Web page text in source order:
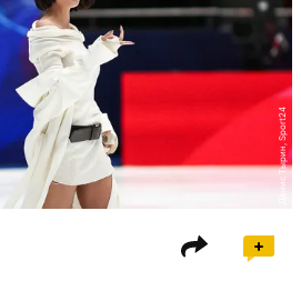
Денис Тырин, Sport24